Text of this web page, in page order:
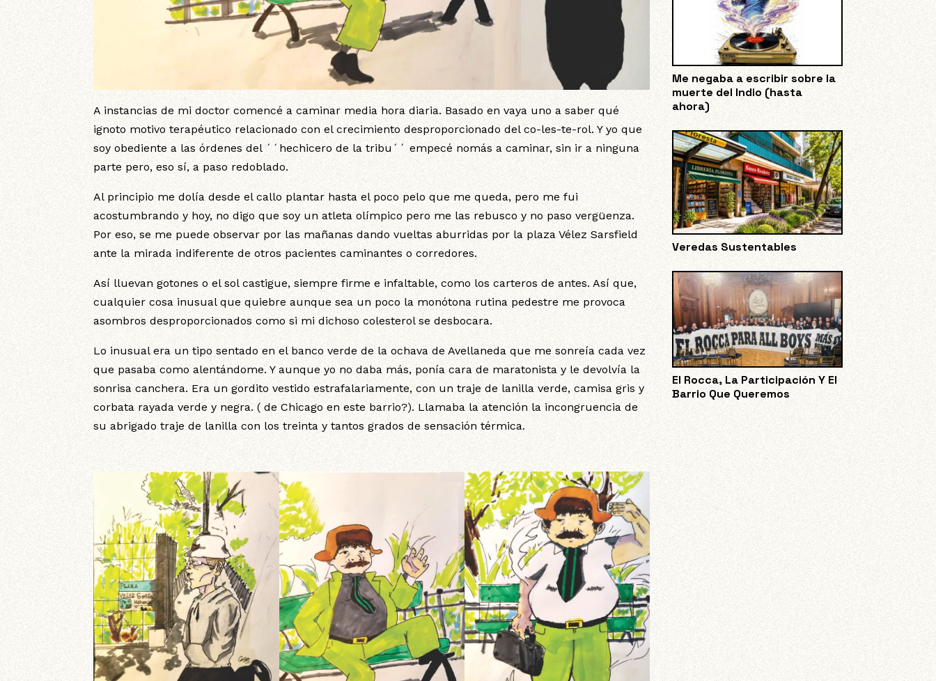
A instancias de mi doctor comencé a caminar media hora diaria. Basado en vaya uno a saber qué
ignoto motivo terapéutico relacionado con el crecimiento desproporcionado del co-les-te-rol. Y yo que
soy obediente a las órdenes del ´´hechicero de la tribu´´ empecé nomás a caminar, sin ir a ninguna
parte pero, eso sí, a paso redoblado.
Al principio me dolía desde el callo plantar hasta el poco pelo que me queda, pero me fui
acostumbrando y hoy, no digo que soy un atleta olímpico pero me las rebusco y no paso vergüenza.
Por eso, se me puede observar por las mañanas dando vueltas aburridas por la plaza Vélez Sarsfield
ante la mirada indiferente de otros pacientes caminantes o corredores.
Así lluevan gotones o el sol castigue, siempre firme e infaltable, como los carteros de antes. Así que,
cualquier cosa inusual que quiebre aunque sea un poco la monótona rutina pedestre me provoca
asombros desproporcionados como si mi dichoso colesterol se desbocara.
Lo inusual era un tipo sentado en el banco verde de la ochava de Avellaneda que me sonreía cada vez
que pasaba como alentándome. Y aunque yo no daba más, ponía cara de maratonista y le devolvía la
sonrisa canchera. Era un gordito vestido estrafalariamente, con un traje de lanilla verde, camisa gris y
corbata rayada verde y negra. ( de Chicago en este barrio?). Llamaba la atención la incongruencia de
su abrigado traje de lanilla con los treinta y tantos grados de sensación térmica.
Me negaba a escribir sobre la
muerte del Indio (hasta
ahora)
Veredas Sustentables
El Rocca, La Participación Y El
Barrio Que Queremos